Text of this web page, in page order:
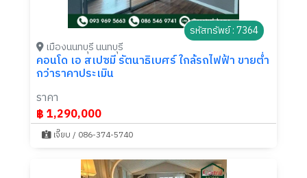
รหัสทรัพย์ : 7364
เมืองนนทบุรี นนทบุรี
คอนโด เอ สเปซมี รัตนาธิเบศร์ ใกล้รถไฟฟ้า ขายต่ำ
กว่าราคาประเมิน
ราคา
฿ 1,290,000
เจี๊ยบ / 086-374-5740